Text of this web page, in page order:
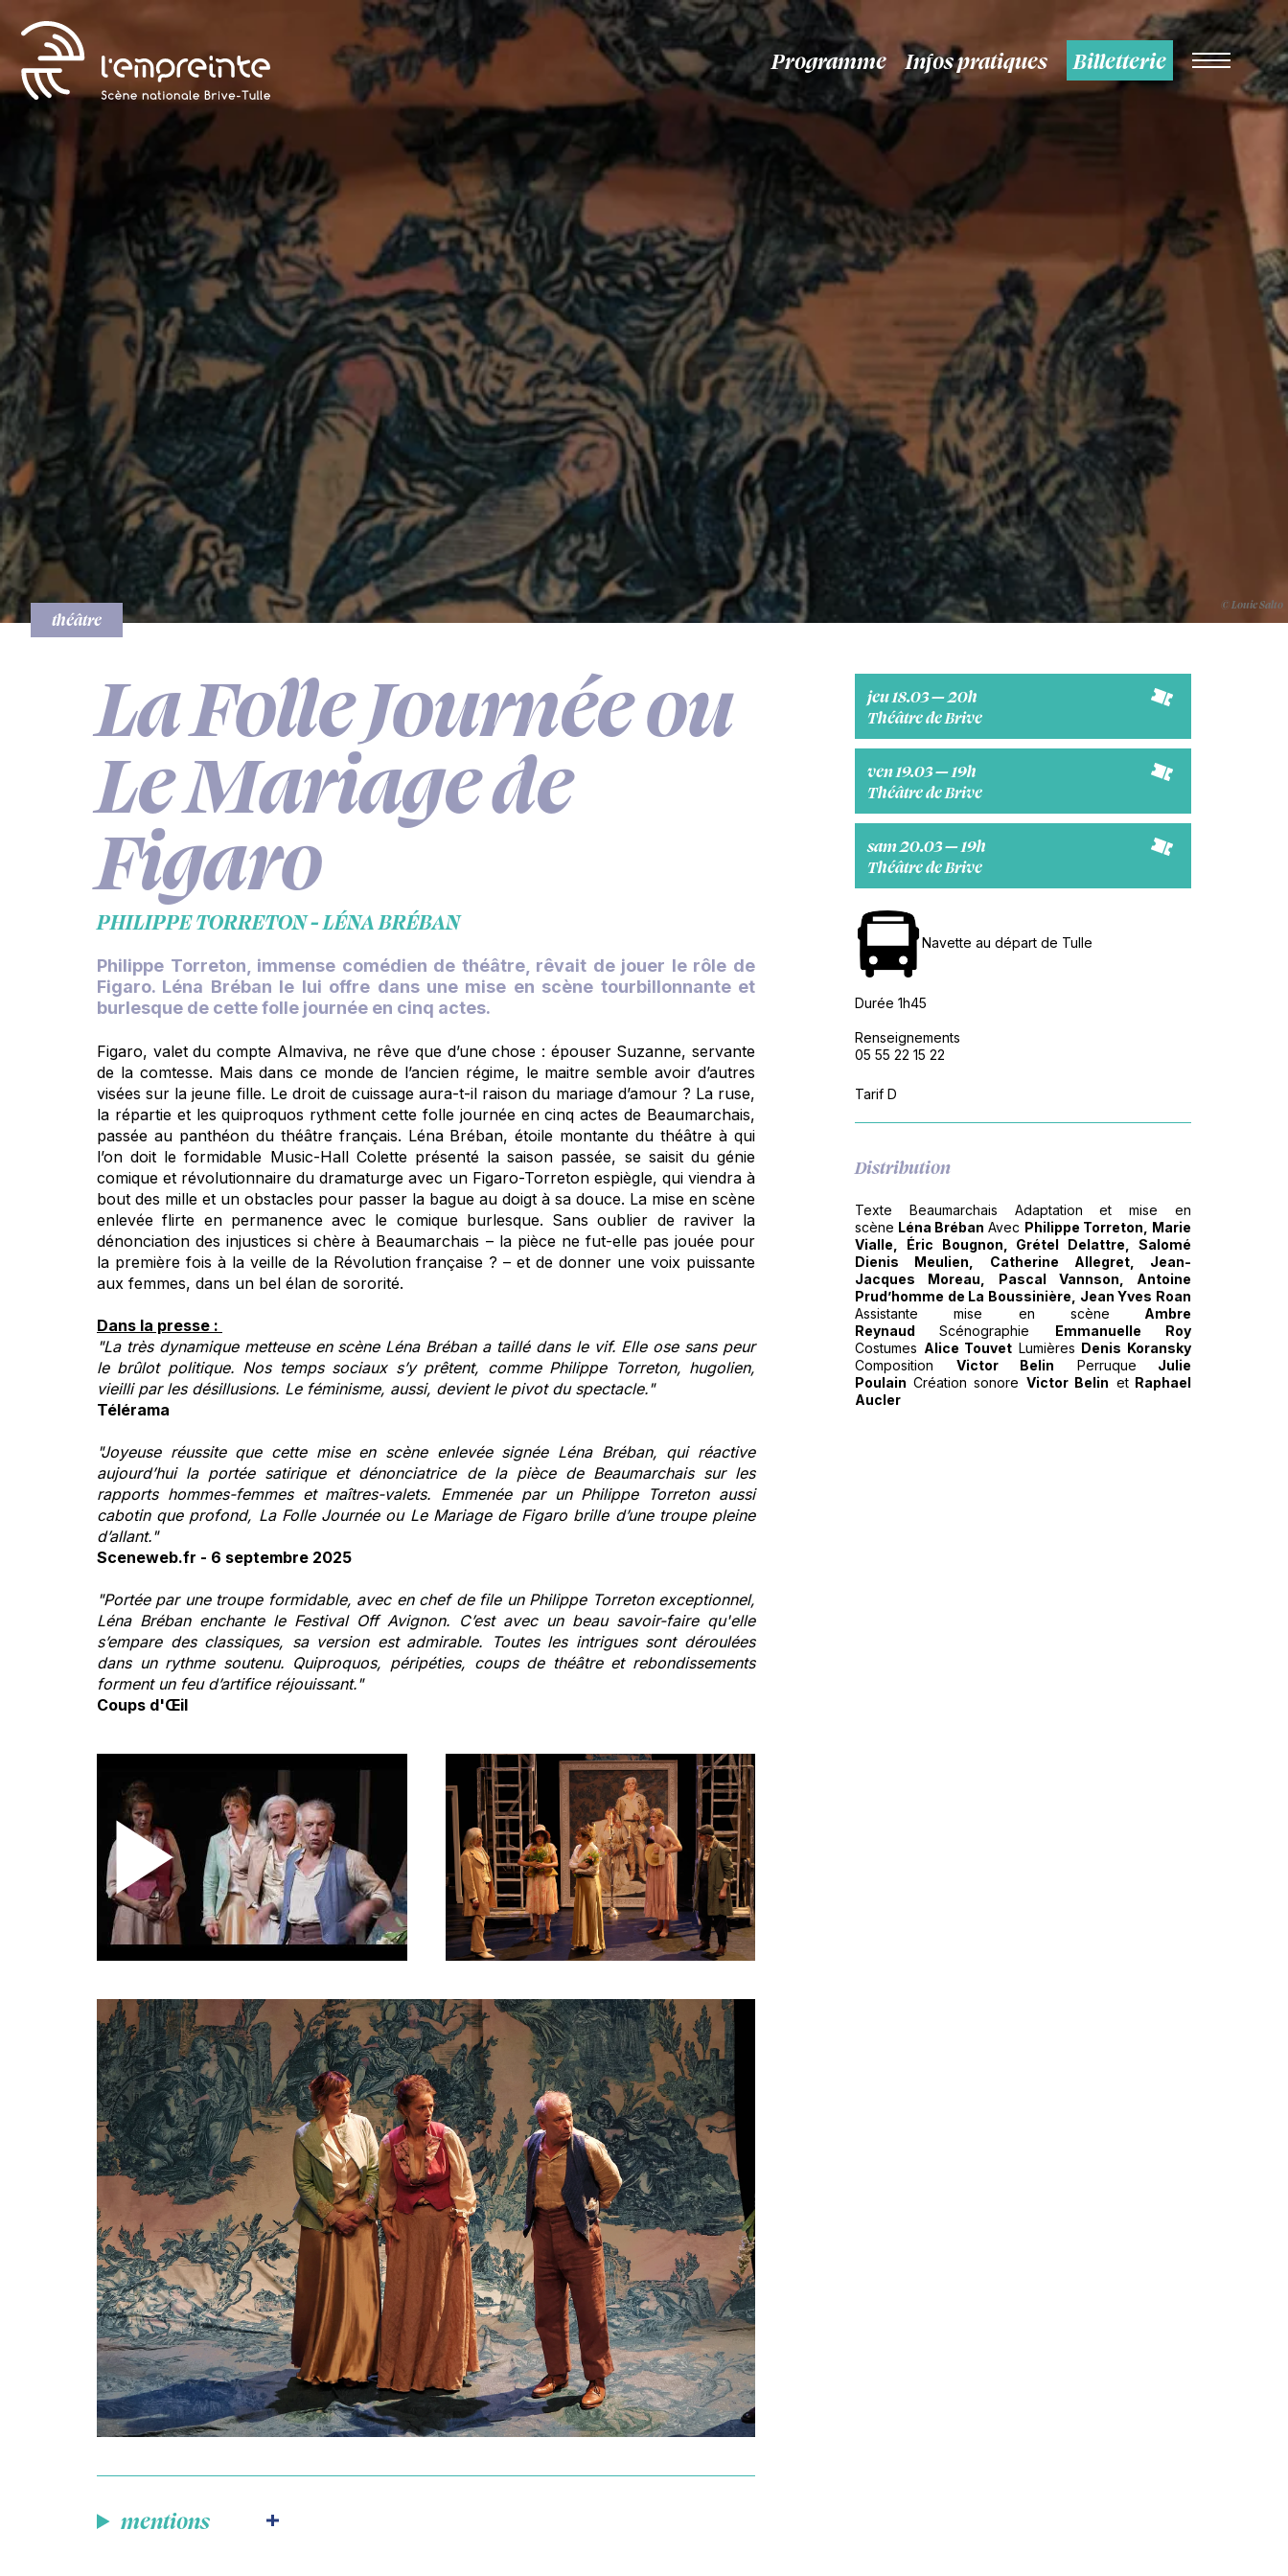
Programme Infos pratiques Billetterie
© Louie Salto
théâtre
La Folle Journée ou
Le Mariage de
Figaro
PHILIPPE TORRETON - LÉNA BRÉBAN
Philippe Torreton, immense comédien de théâtre, rêvait de jouer le rôle de
Figaro. Léna Bréban le lui offre dans une mise en scène tourbillonnante et
burlesque de cette folle journée en cinq actes.
Figaro, valet du compte Almaviva, ne rêve que d’une chose : épouser Suzanne, servante
de la comtesse. Mais dans ce monde de l’ancien régime, le maitre semble avoir d’autres
visées sur la jeune fille. Le droit de cuissage aura-t-il raison du mariage d’amour ? La ruse,
la répartie et les quiproquos rythment cette folle journée en cinq actes de Beaumarchais,
passée au panthéon du théâtre français. Léna Bréban, étoile montante du théâtre à qui
l’on doit le formidable Music-Hall Colette présenté la saison passée, se saisit du génie
comique et révolutionnaire du dramaturge avec un Figaro-Torreton espiègle, qui viendra à
bout des mille et un obstacles pour passer la bague au doigt à sa douce. La mise en scène
enlevée flirte en permanence avec le comique burlesque. Sans oublier de raviver la
dénonciation des injustices si chère à Beaumarchais – la pièce ne fut-elle pas jouée pour
la première fois à la veille de la Révolution française ? – et de donner une voix puissante
aux femmes, dans un bel élan de sororité.
Dans la presse :
"La très dynamique metteuse en scène Léna Bréban a taillé dans le vif. Elle ose sans peur
le brûlot politique. Nos temps sociaux s’y prêtent, comme Philippe Torreton, hugolien,
vieilli par les désillusions. Le féminisme, aussi, devient le pivot du spectacle."
Télérama
"Joyeuse réussite que cette mise en scène enlevée signée Léna Bréban, qui réactive
aujourd’hui la portée satirique et dénonciatrice de la pièce de Beaumarchais sur les
rapports hommes-femmes et maîtres-valets. Emmenée par un Philippe Torreton aussi
cabotin que profond, La Folle Journée ou Le Mariage de Figaro brille d’une troupe pleine
d’allant."
Sceneweb.fr - 6 septembre 2025
"Portée par une troupe formidable, avec en chef de file un Philippe Torreton exceptionnel,
Léna Bréban enchante le Festival Off Avignon. C’est avec un beau savoir-faire qu'elle
s’empare des classiques, sa version est admirable. Toutes les intrigues sont déroulées
dans un rythme soutenu. Quiproquos, péripéties, coups de théâtre et rebondissements
forment un feu d’artifice réjouissant."
Coups d'Œil
mentions
jeu 18.03 — 20h
Théâtre de Brive
ven 19.03 — 19h
Théâtre de Brive
sam 20.03 — 19h
Théâtre de Brive
Navette au départ de Tulle
Durée 1h45
Renseignements
05 55 22 15 22
Tarif D
Distribution
Texte Beaumarchais Adaptation et mise en
scène Léna Bréban Avec Philippe Torreton, Marie
Vialle, Éric Bougnon, Grétel Delattre, Salomé
Dienis Meulien, Catherine Allegret, Jean-
Jacques Moreau, Pascal Vannson, Antoine
Prud’homme de La Boussinière, Jean Yves Roan
Assistante mise en scène Ambre
ReynaudScénographie Emmanuelle Roy
Costumes Alice Touvet Lumières Denis Koransky
Composition Victor Belin Perruque Julie
Poulain Création sonore Victor Belin etRaphael
Aucler